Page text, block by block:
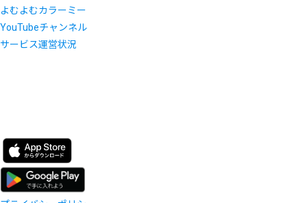
よむよむカラーミー
YouTubeチャンネル
サービス運営状況